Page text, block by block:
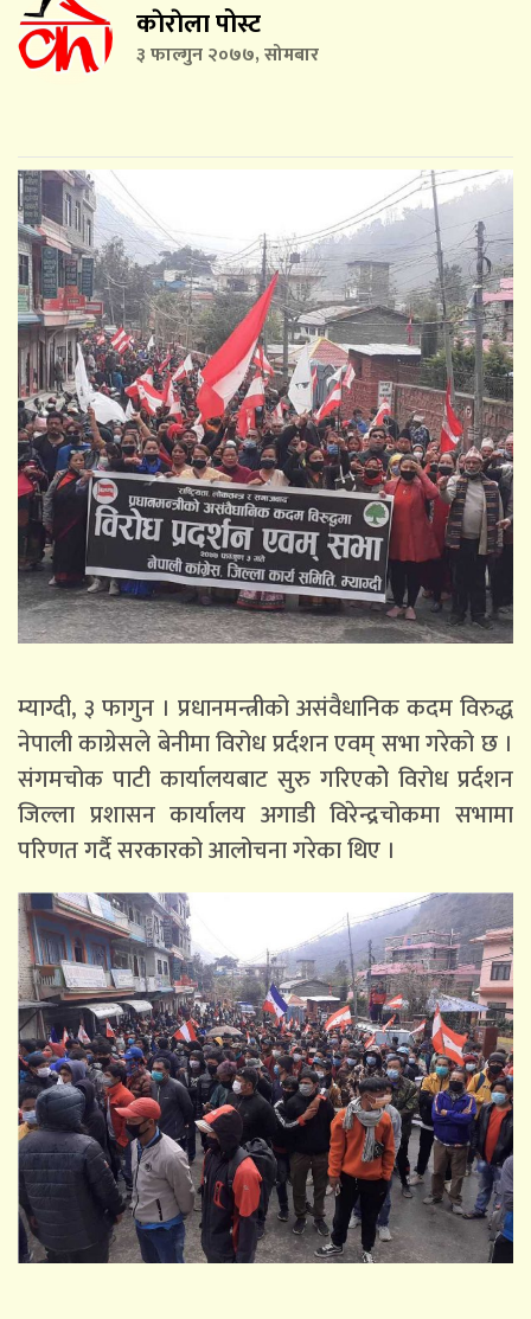
काेराेला पोस्ट
३ फाल्गुन २०७७, सोमबार
म्याग्दी, ३ फागुन । प्रधानमन्त्रीको असंवैधानिक कदम विरुद्ध
नेपाली काग्रेसले बेनीमा विरोध प्रर्दशन एवम् सभा गरेको छ ।
संगमचोक पाटी कार्यालयबाट सुरु गरिएकोे विरोध प्रर्दशन
जिल्ला प्रशासन कार्यालय अगाडी विरेन्द्रचोकमा सभामा
परिणत गर्दै सरकारको आलोचना गरेका थिए ।